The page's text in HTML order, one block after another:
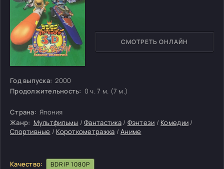
Год выпуска: 2000
Продолжительность: 0 ч. 7 м. (7 м.)
Страна: Япония
Жанр: Мультфильмы /Фантастика/ Фэнтези / Комедии /
Спортивные / Короткометражка /Аниме
Качество: BDRIP 1080P
СМОТРЕТЬ ОНЛАЙН